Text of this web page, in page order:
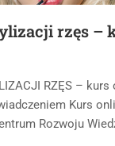
rzęs –
RZĘS – kurs
Kurs
Rozwoju